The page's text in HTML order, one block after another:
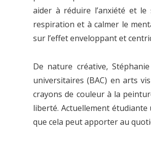
aider à réduire l’anxiété et
respiration et à calmer le
sur l’effet enveloppant et
De nature créative,
universitaires (BAC) en arts
crayons de couleur à la
liberté. Actuellement
que cela peut apporter au